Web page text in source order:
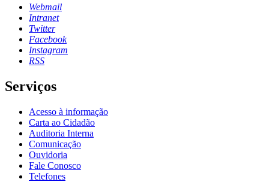
Webmail
Intranet
Twitter
Facebook
Instagram
RSS
Serviços
Acesso à informação
Carta ao Cidadão
Auditoria Interna
Comunicação
Ouvidoria
Fale Conosco
Telefones